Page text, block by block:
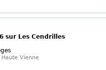
sur Les Cendrilles
Vienne